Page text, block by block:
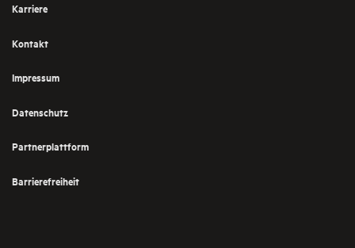
Karriere
Kontakt
Impressum
Datenschutz
Partnerplattform
Barrierefreiheit